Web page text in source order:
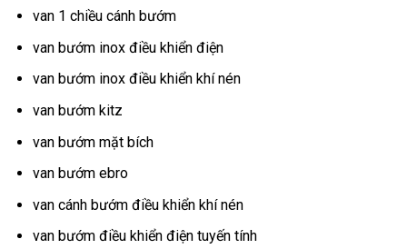
van 1 chiều cánh bướm
van bướm inox điều khiển điện
van bướm inox điều khiển khí nén
van bướm kitz
van bướm mặt bích
van bướm ebro
van cánh bướm điều khiển khí nén
van bướm điều khiển điện tuyến tính